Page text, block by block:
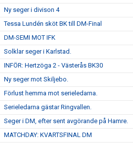
Ny seger i divison 4
Tessa Lundén sköt BK till DM-Final
DM-SEMI MOT IFK
Solklar seger i Karlstad.
INFÖR: Hertzöga 2 - Västerås BK30
Ny seger mot Skiljebo.
Förlust hemma mot serieledarna.
Serieledarna gästar Ringvallen.
Seger i DM, efter sent avgörande på Hamre.
MATCHDAY: KVARTSFINAL DM